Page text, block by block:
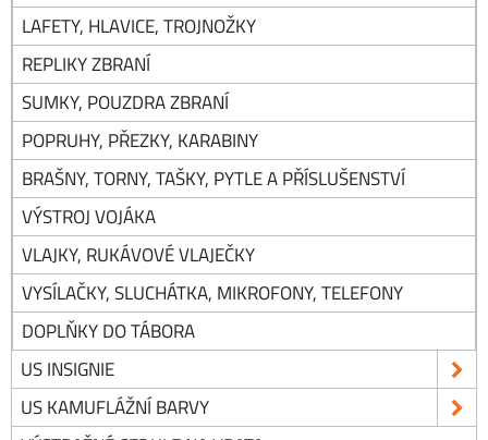
LAFETY, HLAVICE, TROJNOŽKY
REPLIKY ZBRANÍ
SUMKY, POUZDRA ZBRANÍ
POPRUHY, PŘEZKY, KARABINY
BRAŠNY, TORNY, TAŠKY, PYTLE A PŘÍSLUŠENSTVÍ
VÝSTROJ VOJÁKA
VLAJKY, RUKÁVOVÉ VLAJEČKY
VYSÍLAČKY, SLUCHÁTKA, MIKROFONY, TELEFONY
DOPLŇKY DO TÁBORA
US INSIGNIE
US KAMUFLÁŽNÍ BARVY